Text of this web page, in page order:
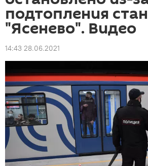
подтопления
"Ясенево". Видео
14:43 28.06.2021